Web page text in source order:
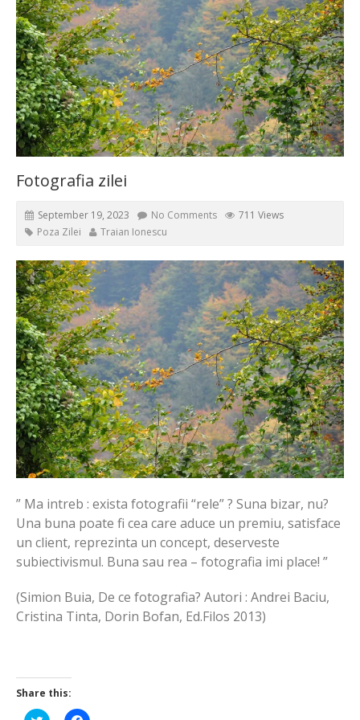
Fotografia zilei
September 19, 2023 No Comments
711 Views
Poza Zilei
Traian Ionescu
” Ma intreb : exista fotografii “rele” ? Suna bizar, nu?
Una buna poate fi cea care aduce un premiu, satisface
un client, reprezinta un concept, deserveste
subiectivismul. Buna sau rea – fotografia imi place! ”
(Simion Buia, De ce fotografia? Autori : Andrei Baciu,
Cristina Tinta, Dorin Bofan, Ed.Filos 2013)
Share this: